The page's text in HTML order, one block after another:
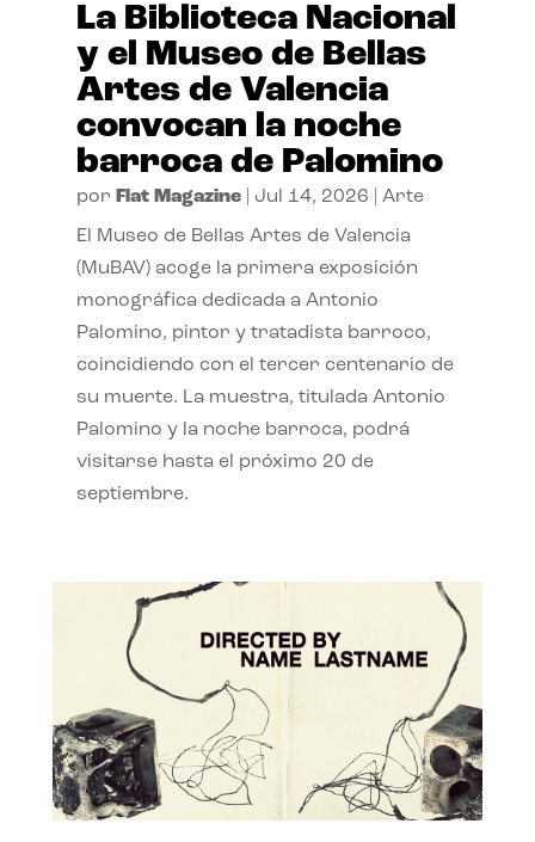
La Biblioteca Nacional
y el Museo de Bellas
Artes de Valencia
convocan la noche
barroca de Palomino
por Flat Magazine| Jul 14, 2026 Arte
El Museo de Bellas Artes de Valencia
(MuBAV) acoge la primera exposición
monográfica dedicada a Antonio
Palomino, pintor y tratadista barroco,
coincidiendo con el tercer centenario de
su muerte. La muestra, titulada Antonio
Palomino y la noche barroca, podrá
visitarse hasta el próximo 20 de
septiembre.